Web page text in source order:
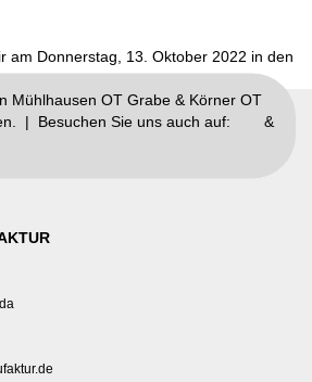
am Donnerstag, 13. Oktober 2022 in den
Mühlhausen OT Grabe & Körner OT
| Besuchen Sie uns auch auf:
&